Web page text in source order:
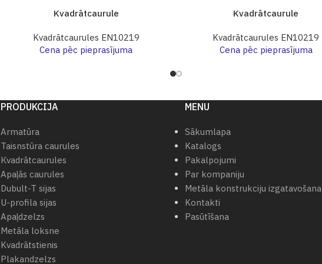
Kvadrātcaurule
Kvadrātcaurules EN10219
Cena pēc pieprasījuma
Kvadrātcaurule
Kvadrātcaurules EN10219
Cena pēc pieprasījuma
PRODUKCIJA
Armatūra
Taisnstūra caurules
Кvadrātcaurules
Apaļās caurules
Dubult-T sijas
U-profila sijas
Apaļdzelzs
Metāla loksne
Kvadrātstienis
Plakandzelzs
MENU
Sākumlapa
Katalogs
Pakalpojumi
Par kompaniju
Metāla konstrukciju izgatavošana
Kontakti
Pasūtīšana